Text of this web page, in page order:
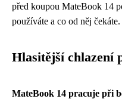
před koupou MateBook 14
používáte a co od něj čekáte.
Hlasitější chlazení
MateBook 14 pracuje při